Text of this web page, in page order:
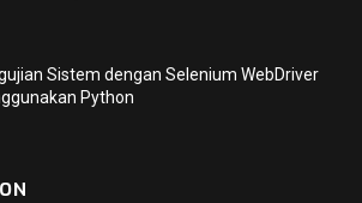
Sistem dengan Selenium WebDriver
Python